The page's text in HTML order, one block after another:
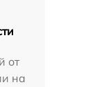
от
на